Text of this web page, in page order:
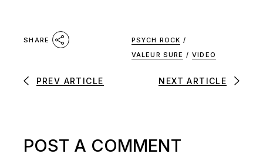
SHARE PSYCH ROCK /
VALEUR SURE / VIDEO
PREV ARTICLE NEXT ARTICLE
POST A COMMENT